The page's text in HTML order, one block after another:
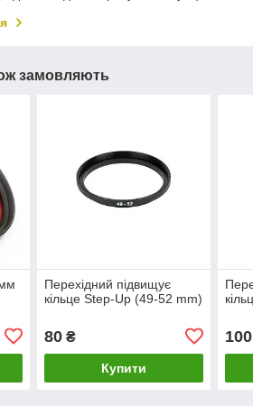
замовляють
Перехідний підвищує
кільце Step-Up (49-52 mm)
80₴
Купити
100